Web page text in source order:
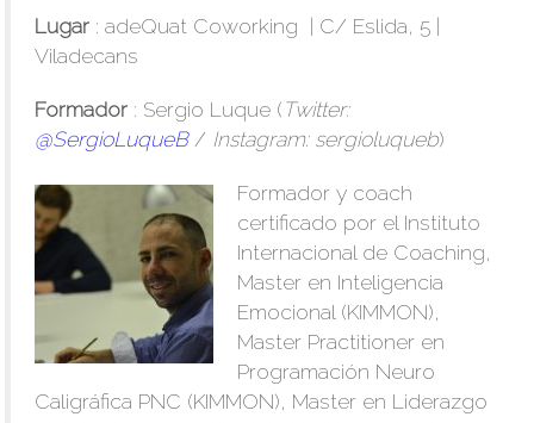
Lugar : adeQuat Coworking | C/ Eslida, 5 |
Viladecans
Formador : Sergio Luque ( Twitter:
@SergioLuqueB/ Instagram: sergioluqueb)
Formador y coach
certificado por el Instituto
Internacional de Coaching,
Master en Inteligencia
Emocional (KIMMON),
Master Practitioner en
Programación Neuro
Caligráfica PNC (KIMMON), Master en Liderazgo